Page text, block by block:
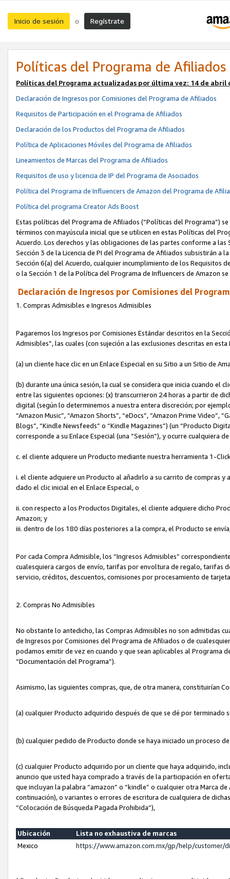
Inicio de sesión o Regístrate
Políticas del Programa de Afiliados
Políticas del Programa actualizadas por última vez: 14 de abril
Declaración de Ingresos por Comisiones del Programa de Afiliados
Requisitos de Participación en el Programa de Afiliados
Declaración de los Productos del Programa de Afiliados
Política de Aplicaciones Móviles del Programa de Afiliados
Lineamientos de Marcas del Programa de Afiliados
Requisitos de uso y licencia de IP del Programa de Asociados
Política del Programa de Influencers de Amazon del Programa de
Política del programa Creator Ads Boost
Estas políticas del Programa de Afiliados (“Políticas del Programa”)
términos con mayúscula inicial que se utilicen en estas Políticas del
Acuerdo. Los derechos y las obligaciones de las partes conforme a
Sección 3 de la Licencia de PI del Programa de Afiliados subsistirán
Sección 6(a) del Acuerdo, cualquier incumplimiento de los Requisitos
o la Sección 1 de la Política del Programa de Influencers de Amazon
Declaración de Ingresos por Comisiones del
1. Compras Admisibles e Ingresos Admisibles
Pagaremos los Ingresos por Comisiones Estándar descritos en la
Admisibles”, las cuales (con sujeción a las exclusiones descritas en
(a) un cliente hace clic en un Enlace Especial en su Sitio a un Sitio de
(b) durante una única sesión, la cual se considera que inicia cuando el
entre las siguientes opciones: (x) transcurrieron 24 horas a partir de
digital (según lo determinemos a nuestra entera discreción; por
“Amazon Music”, “Amazon Shorts”, “eDocs”, “Amazon Prime Video”,
Blogs”, “Kindle Newsfeeds” o “Kindle Magazines”) (un “Producto
corresponde a su Enlace Especial (una “Sesión”), y ocurre cualquiera
c. el cliente adquiere un Producto mediante nuestra herramienta 1-
i. el cliente adquiere un Producto al añadirlo a su carrito de compras
dado el clic inicial en el Enlace Especial, o
ii. con respecto a los Productos Digitales, el cliente adquiere dicho
Amazon; y
iii. dentro de los 180 días posteriores a la compra, el Producto se
Por cada Compra Admisible, los “Ingresos Admisibles”
cualesquiera cargos de envío, tarifas por envoltura de regalo, tarifas
servicio, créditos, descuentos, comisiones por procesamiento de
2. Compras No Admisibles
No obstante lo antedicho, las Compras Admisibles no son admitidas
de Ingresos por Comisiones del Programa de Afiliados o de
podamos emitir de vez en cuando y que sean aplicables al Programa
“Documentación del Programa”).
Asimismo, las siguientes compras, que, de otra manera, constituirían
(a) cualquier Producto adquirido después de que se dé por terminado
(b) cualquier pedido de Producto donde se haya iniciado un proceso
(c) cualquier Producto adquirido por un cliente que haya adquirido,
anuncio que usted haya comprado a través de la participación en
que incluyan la palabra “amazon” o “kindle” o cualquier otra Marca
continuación), o variantes o errores de escritura de cualquiera de
“Colocación de Búsqueda Pagada Prohibida”),
Ubicación
Lista no exhaustiva de marcas
Mexico
https://www.amazon.com.mx/gp/help/customer/